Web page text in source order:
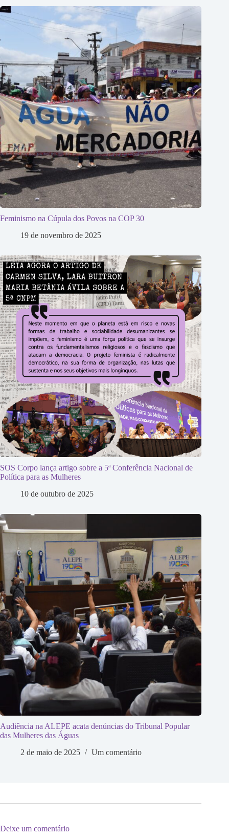
Feminismo na Cúpula dos Povos na COP 30
19 de novembro de 2025
SOS Corpo lança artigo sobre a 5ª Conferência Nacional de
Política para as Mulheres
10 de outubro de 2025
Audiência na ALEPE acata denúncias do Tribunal Popular
das Mulheres das Águas
2 de maio de 2025
Um comentário
Deixe um comentário